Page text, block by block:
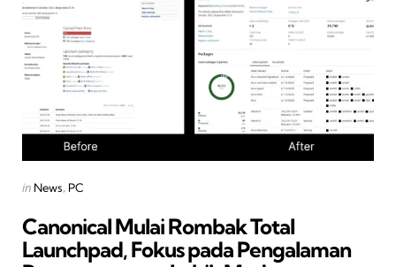
Categories
Posted
in News PC
Canonical Mulai Rombak Total
Launchpad, Fokus pada Pengalaman